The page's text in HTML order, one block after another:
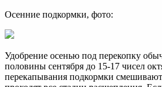
Осенние подкормки, фото:
Удобрение осенью под перекопку
половины сентября до 15-17 чисел
перекапывания подкормки